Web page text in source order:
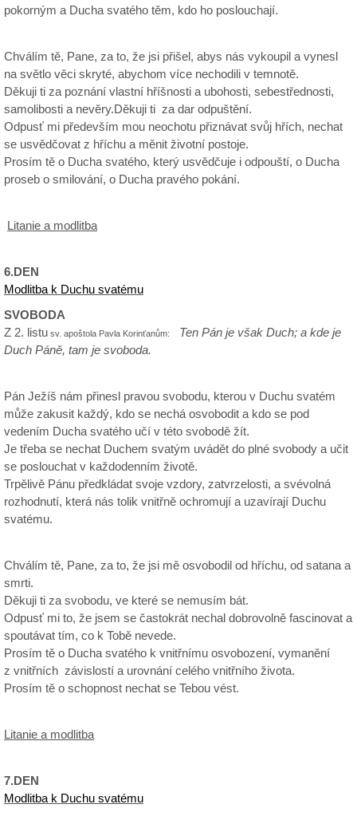
pokorným a Ducha svatého těm, kdo ho poslouchají.
Chválím tě, Pane, za to, že jsi přišel, abys nás vykoupil a vynesl
na světlo věci skryté, abychom více nechodili v temnotě.
Děkuji ti za poznání vlastní hříšnosti a ubohosti, sebestřednosti,
samolibosti a nevěry.Děkuji ti za dar odpuštění.
Odpusť mi především mou neochotu přiznávat svůj hřích, nechat
se usvědčovat z hříchu a měnit životní postoje.
Prosím tě o Ducha svatého, který usvědčuje i odpouští, o Ducha
proseb o smilování, o Ducha pravého pokání.
Litanie a modlitba
6.DEN
Modlitba k Duchu svatému
SVOBODA
Z 2. listu sv. apoštola Pavla Korinťanům:
Ten Pán je však Duch; a kde je
Duch Páně, tam je svoboda.
Pán Ježíš nám přinesl pravou svobodu, kterou v Duchu svatém
může zakusit každý, kdo se nechá osvobodit a kdo se pod
vedením Ducha svatého učí v této svobodě žít.
Je třeba se nechat Duchem svatým uvádět do plné svobody a učit
se poslouchat v každodenním životě.
Trpělivě Pánu předkládat svoje vzdory, zatvrzelosti, a svévolná
rozhodnutí, která nás tolik vnitřně ochromují a uzavírají Duchu
svatému.
Chválím tě, Pane, za to, že jsi mě osvobodil od hříchu, od satana a
smrti.
Děkuji ti za svobodu, ve které se nemusím bát.
Odpusť mi to, že jsem se častokrát nechal dobrovolně fascinovat a
spoutávat tím, co k Tobě nevede.
Prosím tě o Ducha svatého k vnitřnímu osvobození, vymanění
z vnitřních závislostí a urovnání celého vnitřního života.
Prosím tě o schopnost nechat se Tebou vést.
Litanie a modlitba
7.DEN
Modlitba k Duchu svatému